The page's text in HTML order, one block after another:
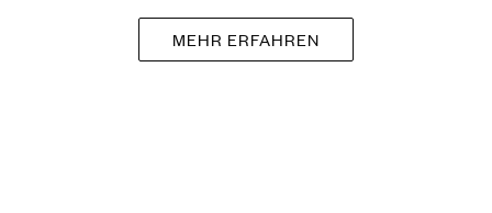
MEHR ERFAHREN